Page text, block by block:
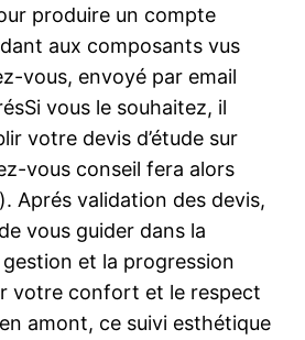
produire un compte
aux composants vus
vous, envoyé par email
vous le souhaitez, il
votre devis d’étude sur
vous conseil fera alors
). Aprés validation des devis,
vous guider dans la
et la progression
votre confort et le respect
amont, ce suivi esthétique